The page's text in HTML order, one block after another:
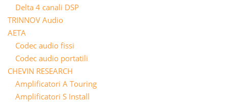
Delta 4 canali DSP
TRINNOV Audio
AETA
Codec audio fissi
Codec audio portatili
CHEVIN RESEARCH
Amplificatori A Touring
Amplificatori S Install